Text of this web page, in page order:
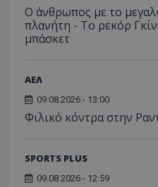
Ο άνθρωπος με το
πλανήτη - Το ρεκόρ
μπάσκετ
ΑΕΛ
09.08.2026 - 13:00
Φιλικό κόντρα στην
SPORTS PLUS
09.08.2026 - 12:59